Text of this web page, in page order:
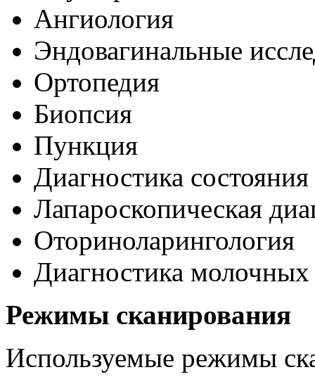
Ангиология
Эндовагинальные
Ортопедия
Биопсия
Пункция
Диагностика
Лапароскопическая
Оториноларингология
Диагностика молочных
Режимы сканирования
Используемые режимы